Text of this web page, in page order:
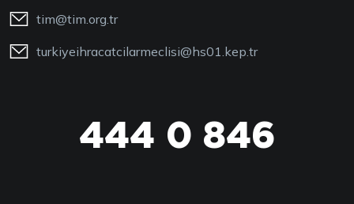
tim@tim.org.tr
turkiyeihracatcilarmeclisi@hs01.kep.tr
444 0 846